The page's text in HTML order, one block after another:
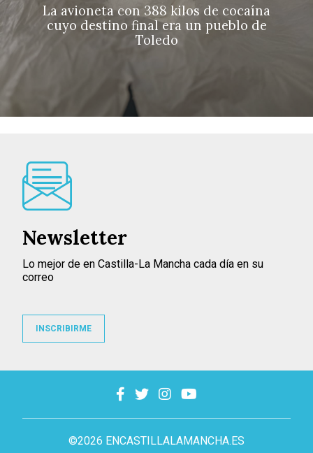
La avioneta con 388 kilos de cocaína
cuyo destino final era un pueblo de
Toledo
©2026 ENCASTILLALAMANCHA.ES
Newsletter
Lo mejor de en Castilla-La Mancha cada día en su
correo
INSCRIBIRME